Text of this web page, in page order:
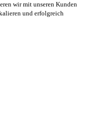
wir mit unseren Kunden
und erfolgreich